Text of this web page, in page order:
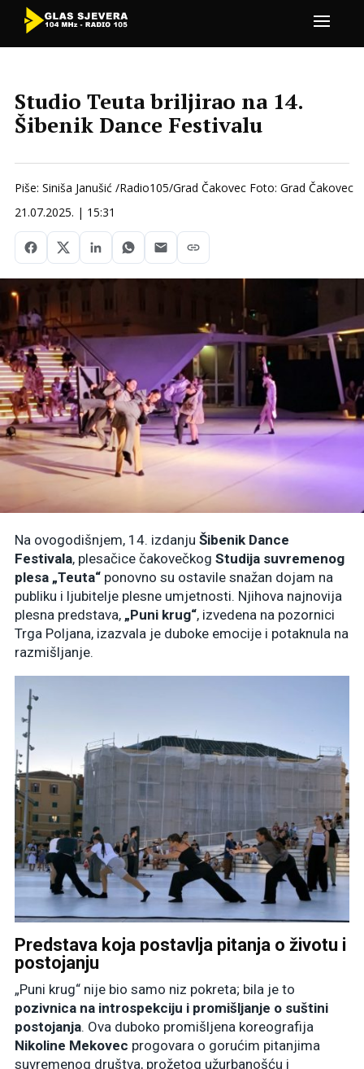
Studio Teuta briljirao na 14.
Šibenik Dance Festivalu
Piše: Siniša Janušić /Radio105/Grad Čakovec Foto: Grad Čakovec
21.07.2025. | 15:31
Na ovogodišnjem, 14. izdanju Šibenik Dance
Festivala, plesačice čakovečkog Studija suvremenog
plesa „Teuta“ ponovno su ostavile snažan dojam na
publiku i ljubitelje plesne umjetnosti. Njihova najnovija
plesna predstava, „Puni krug“, izvedena na pozornici
Trga Poljana, izazvala je duboke emocije i potaknula na
razmišljanje.
Predstava koja postavlja pitanja o životu i
postojanju
„Puni krug“ nije bio samo niz pokreta; bila je to
pozivnica na introspekciju i promišljanje o suštini
postojanja. Ova duboko promišljena koreografija
Nikoline Mekovec progovara o gorućim pitanjima
suvremenog društva, prožetog užurbanošću i